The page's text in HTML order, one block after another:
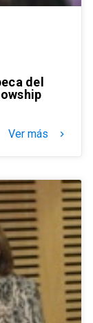
del
Ver más keyboard_arrow_right